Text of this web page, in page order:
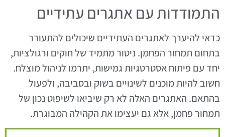
התמודדות עם אתגרים עתידיים
כדאי להיערך לאתגרים העתידיים שיכולים להתעורר
בתחום תמחור הפחמן. ניטור מתמיד של חוקים ורגולציות,
יחד עם פיתוח אסטרטגיות גמישות, יתרמו לניהול מוצלח.
חשוב להיות מוכנים לשינויים בשוק ובסביבה, ולפעול
בהתאם. האתגרים האלה לא רק שיביאו לשיפוט נכון של
תמחור פחמן, אלא גם יעצימו את הקהילה המבוגרת.